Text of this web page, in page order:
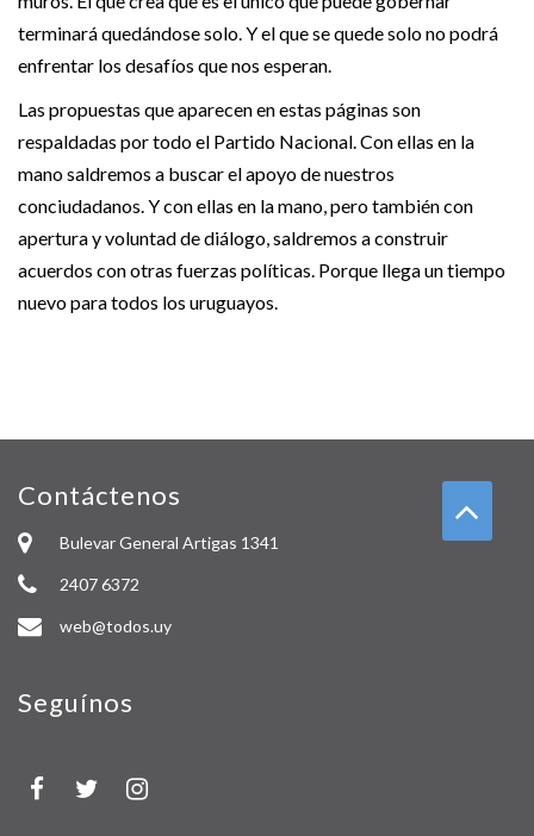
terminará quedándose solo. Y el que se quede solo no podrá
enfrentar los desafíos que nos esperan.
Las propuestas que aparecen en estas páginas son
respaldadas por todo el Partido Nacional. Con ellas en la
mano saldremos a buscar el apoyo de nuestros
conciudadanos. Y con ellas en la mano, pero también con
apertura y voluntad de diálogo, saldremos a construir
acuerdos con otras fuerzas políticas. Porque llega un tiempo
nuevo para todos los uruguayos.
Contáctenos
Bulevar General Artigas 1341
2407 6372
web@todos.uy
Seguínos